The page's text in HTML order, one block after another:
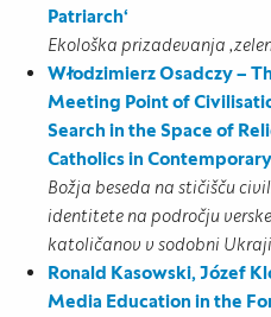
Patriarch‘
Ekološka prizadevanja
Włodzimierz Osadczy –
Meeting Point of
Search in the Space of
Catholics in
Božja beseda na stičišču
identitete na področju
katoličanov v sodobni
Ronald Kasowski, Józef
Media Education in the